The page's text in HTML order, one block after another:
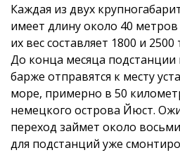
Каждая из двух
имеет длину около 40
их вес составляет 1800 и
До конца месяца подстанции
барже отправятся к месту
море, примерно в 50
немецкого острова Йюст.
переход займет около
для подстанций уже